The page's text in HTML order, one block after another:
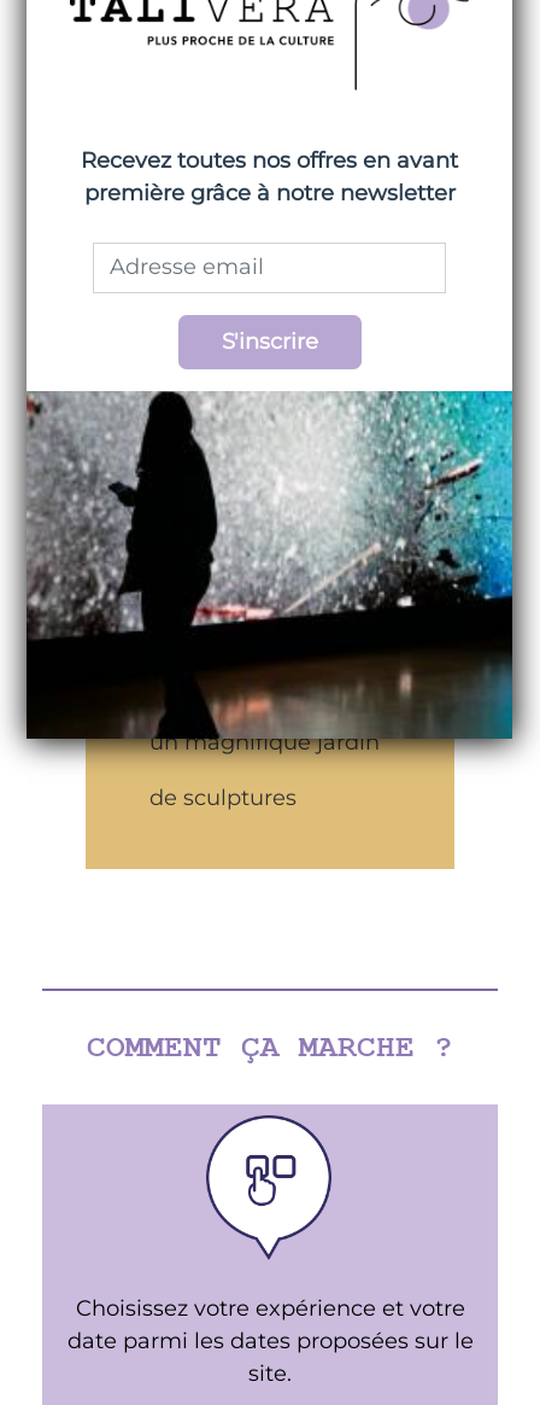
Ce que cela
vous apporte
oeuvres d'un des plus
importants sculpteurs
français de la seconde
moitié du XIXème siècle
Une découverte des
techniques de
sculptures très variées,
plâtre, bronze, marbre,
céramique
Une promenade dans
un magnifique jardin
de sculptures
COMMENT ÇA MARCHE ?
Choisissez votre expérience et votre
date parmi les dates proposées sur le
site.
Recevez toutes nos offres en avant
première grâce à notre newsletter
S'inscrire